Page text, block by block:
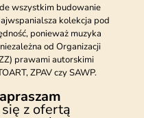
wszystkim budowanie
kolekcja pod
ponieważ muzyka
od Organizacji
prawami autorskimi
ZPAV czy SAWP.
z ofertą